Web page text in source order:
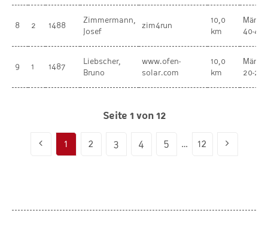
8 2 1488
Zimmermann,
Josef
zim4run
10,0
km
40-44
9 1 1487
Liebscher,
Bruno
www.ofen-
solar.com
10,0
km
20-29
Seite 1 von 12
1 2 3 4 5 … 12